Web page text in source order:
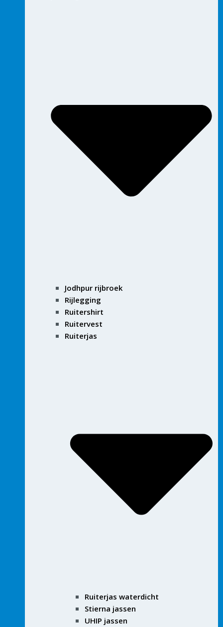
Jodhpur rijbroek
Rijlegging
Ruitershirt
Ruitervest
Ruiterjas
Ruiterjas waterdicht
Stierna jassen
UHIP jassen